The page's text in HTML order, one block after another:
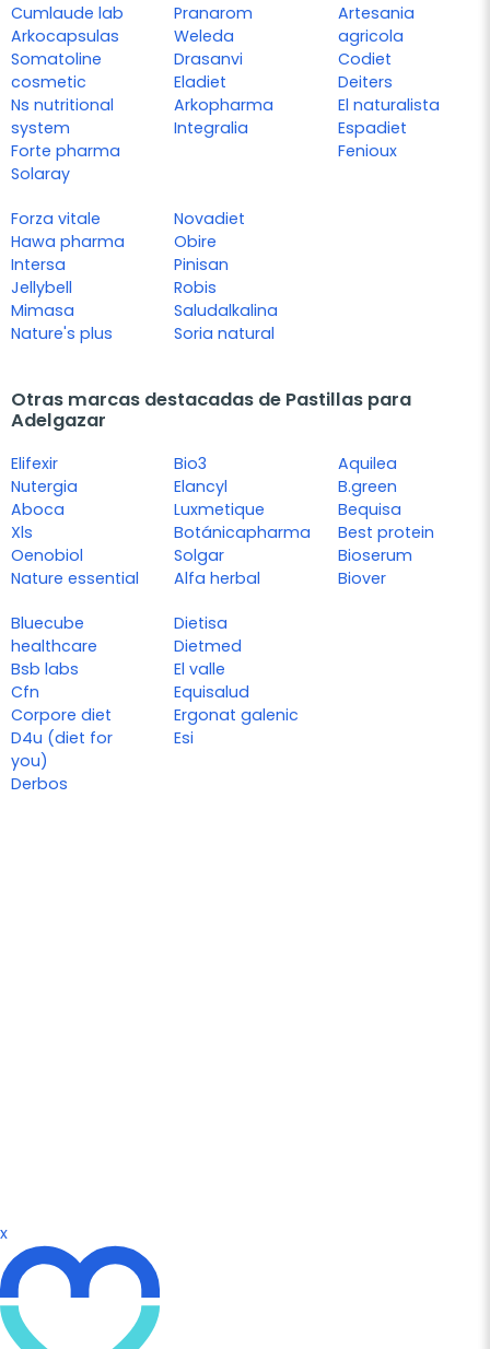
Cumlaude lab
Arkocapsulas
Somatoline
cosmetic
Ns nutritional
system
Forte pharma
Solaray
Pranarom
Weleda
Drasanvi
Eladiet
Arkopharma
Integralia
Artesania
agricola
Codiet
Deiters
El naturalista
Espadiet
Fenioux
Forza vitale
Hawa pharma
Intersa
Jellybell
Mimasa
Nature's plus
Novadiet
Obire
Pinisan
Robis
Saludalkalina
Soria natural
Otras marcas destacadas de Pastillas para
Adelgazar
Elifexir
Nutergia
Aboca
Xls
Oenobiol
Nature essential
Bio3
Elancyl
Luxmetique
Botánicapharma
Solgar
Alfa herbal
Aquilea
B.green
Bequisa
Best protein
Bioserum
Biover
Bluecube
healthcare
Bsb labs
Cfn
Corpore diet
D4u (diet for
you)
Derbos
Dietisa
Dietmed
El valle
Equisalud
Ergonat galenic
Esi
x